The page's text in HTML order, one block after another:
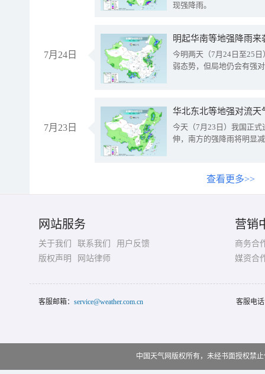
现强降雨。
7月24日
明起华南等地强降雨
今明两天（7月24日至25
弱态势，但局地仍会有强
7月23日
华北东北等地强对流天
今天（7月23日）我国正
伸，南方的强降雨将明显
查看更多>>
网站服务
关于我们 联系我们
用户反馈
版权声明
网站律师
营销
商务合
媒资合
客服邮箱： service@weather.com.cn 客服电
中国天气网版权所有，未经书面授权